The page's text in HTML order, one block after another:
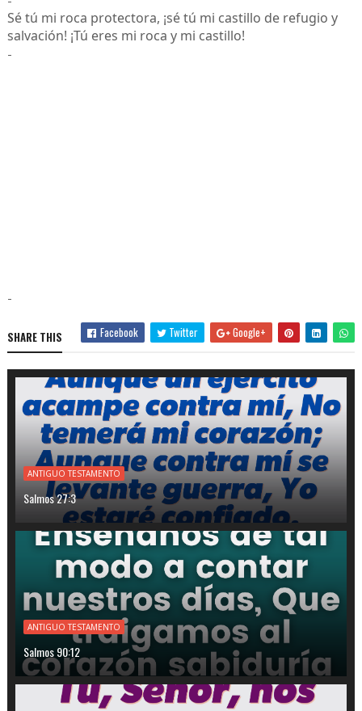
Sé tú mi roca protectora, ¡sé tú mi castillo de refugio y
salvación! ¡Tú eres mi roca y mi castillo!
-
-
SHARE THIS Facebook Twitter Google+
ANTIGUO TESTAMENTO
Salmos 27:3
ANTIGUO TESTAMENTO
Salmos 90:12